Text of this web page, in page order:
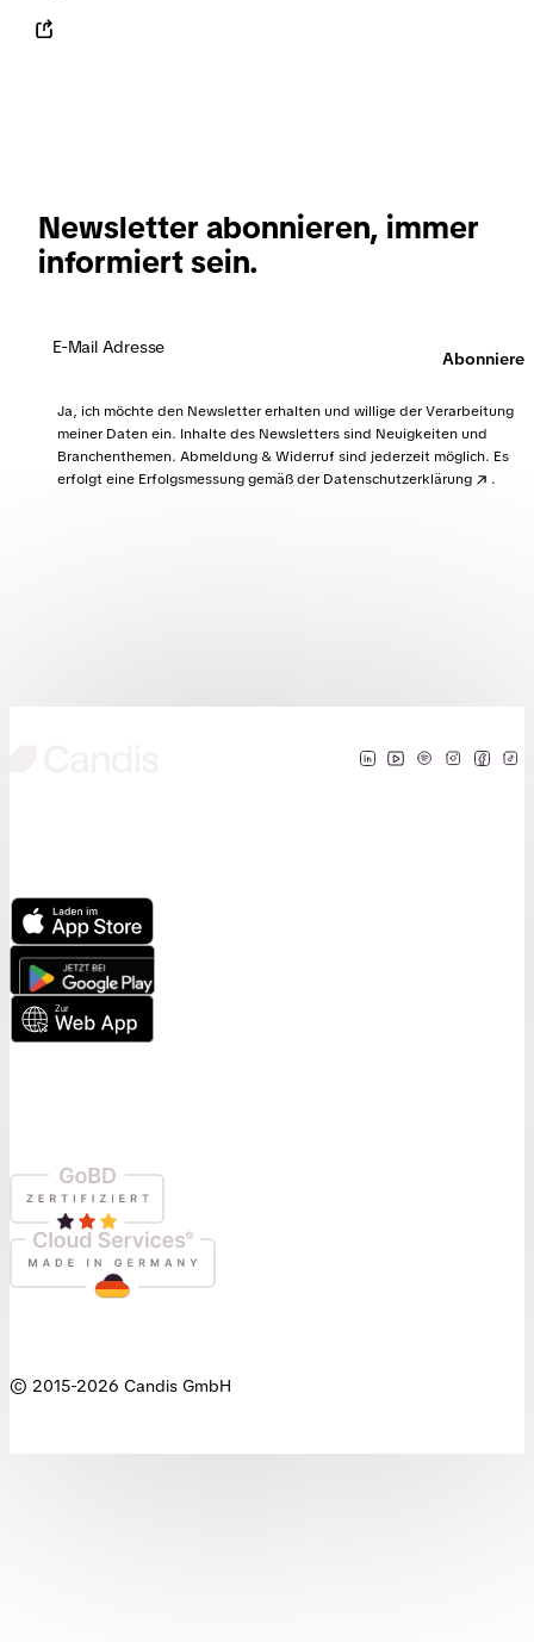
Newsletter abonnieren, immer
informiert sein.
Abonnieren
Ja, ich möchte den Newsletter erhalten und willige der Verarbeitung
meiner Daten ein. Inhalte des Newsletters sind Neuigkeiten und
Branchenthemen. Abmeldung & Widerruf sind jederzeit möglich. Es
erfolgt eine Erfolgsmessung gemäß der Datenschutzerklärung .
© 2015-2026 Candis GmbH